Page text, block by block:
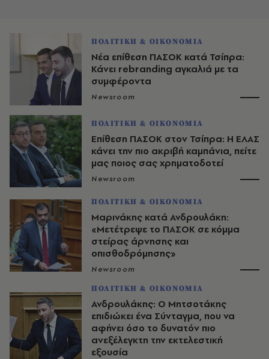
ΠΟΛΙΤΙΚΗ & ΟΙΚΟΝΟΜΙΑ
Νέα επίθεση ΠΑΣΟΚ κατά Τσίπρα:
Κάνει rebranding αγκαλιά με τα
συμφέροντα
Newsroom
ΠΟΛΙΤΙΚΗ & ΟΙΚΟΝΟΜΙΑ
Επίθεση ΠΑΣΟΚ στον Τσίπρα: Η ΕΛΑΣ
κάνει την πιο ακριβή καμπάνια, πείτε
μας ποιος σας χρηματοδοτεί
Newsroom
ΠΟΛΙΤΙΚΗ & ΟΙΚΟΝΟΜΙΑ
Μαρινάκης κατά Ανδρουλάκη:
«Μετέτρεψε το ΠΑΣΟΚ σε κόμμα
στείρας άρνησης και
οπισθοδρόμησης»
Newsroom
ΠΟΛΙΤΙΚΗ & ΟΙΚΟΝΟΜΙΑ
Ανδρουλάκης: Ο Μητσοτάκης
επιδιώκει ένα Σύνταγμα, που να
αφήνει όσο το δυνατόν πιο
ανεξέλεγκτη την εκτελεστική
εξουσία